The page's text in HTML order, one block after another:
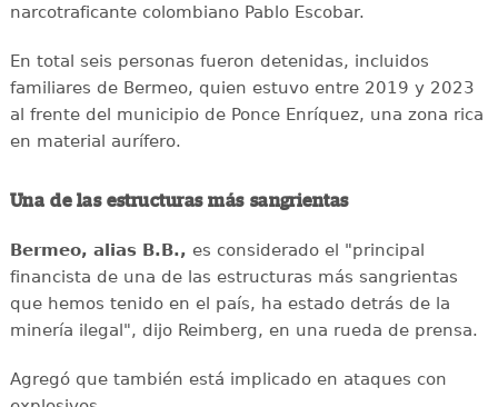
narcotraficante colombiano Pablo Escobar.
En total seis personas fueron detenidas, incluidos
familiares de Bermeo, quien estuvo entre 2019 y 2023
al frente del municipio de Ponce Enríquez, una zona rica
en material aurífero.
Una de las estructuras más sangrientas
Bermeo, alias B.B., es considerado el "principal
financista de una de las estructuras más sangrientas
que hemos tenido en el país, ha estado detrás de la
minería ilegal", dijo Reimberg, en una rueda de prensa.
Agregó que también está implicado en ataques con